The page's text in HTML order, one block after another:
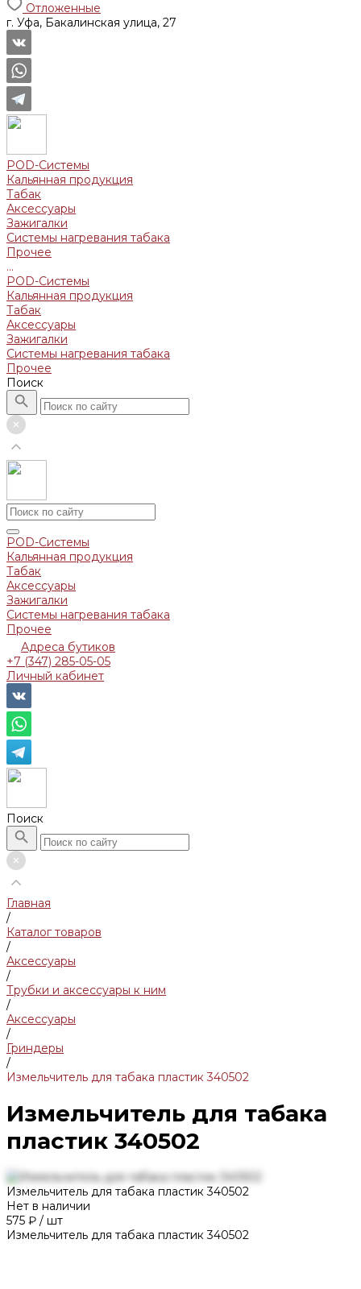
Отложенные
г. Уфа, Бакалинская улица, 27
POD-Системы
Кальянная продукция
Табак
Аксессуары
Зажигалки
Системы нагревания табака
Прочее
...
POD-Системы
Кальянная продукция
Табак
Аксессуары
Зажигалки
Системы нагревания табака
Прочее
Поиск
POD-Системы
Кальянная продукция
Табак
Аксессуары
Зажигалки
Системы нагревания табака
Прочее
Адреса бутиков
+7 (347) 285-05-05
Личный кабинет
Поиск
Главная
/
Каталог товаров
/
Аксессуары
/
Трубки и аксессуары к ним
/
Аксессуары
/
Гриндеры
/
Измельчитель для табака пластик 340502
Измельчитель для табака
пластик 340502
Измельчитель для табака пластик 340502
Нет в наличии
575 ₽ / шт
Измельчитель для табака пластик 340502